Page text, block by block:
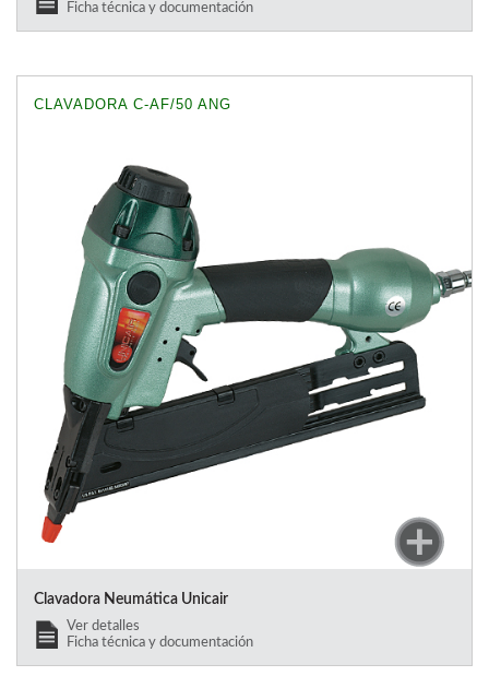
Ficha técnica y documentación
CLAVADORA C-AF/50 ANG
Clavadora Neumática Unicair
Ver detalles
Ficha técnica y documentación